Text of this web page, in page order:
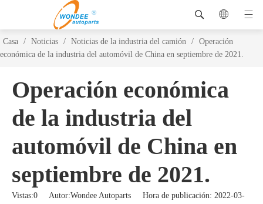
Casa / Noticias / Noticias de la industria del camión / Operación
económica de la industria del automóvil de China en septiembre de 2021.
Operación económica
de la industria del
automóvil de China en
septiembre de 2021.
Vistas:0 Autor:Wondee Autoparts Hora de publicación: 2022-03-